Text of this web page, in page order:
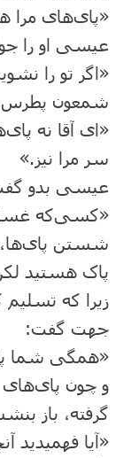
«پای‌های
عیسی او را
«اگر تو را
شمعون پطرس
«ای آقا نه
سر مرا نیز.»
عیسی بدو
«کسی‌که غسل
شستن پای‌ها،
پاک هستید
زیرا که
جهت گفت:
«همگی شما
و چون
گرفته، باز
«آیا فهمیدید